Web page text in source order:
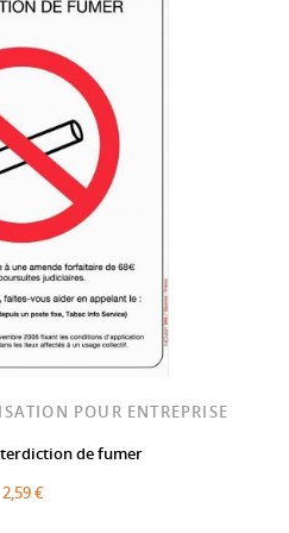
POUR ENTREPRISE
de fumer
2,59 €